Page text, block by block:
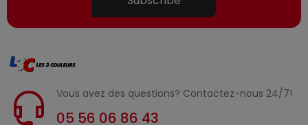
Vous avez des questions? Contactez-nous 24/7!
05 56 06 86 43